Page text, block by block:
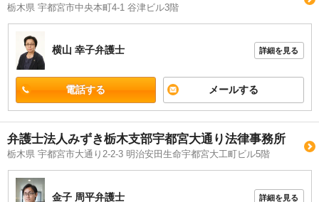
栃木県 宇都宮市中央本町4-1 谷津ビル3階
横山 幸子弁護士 詳細を見る
電話する メールする
弁護士法人みずき栃木支部宇都宮大通り法律事務所
栃木県 宇都宮市大通り2-2-3 明治安田生命宇都宮大工町ビル5階
金子 周平弁護士 詳細を見る